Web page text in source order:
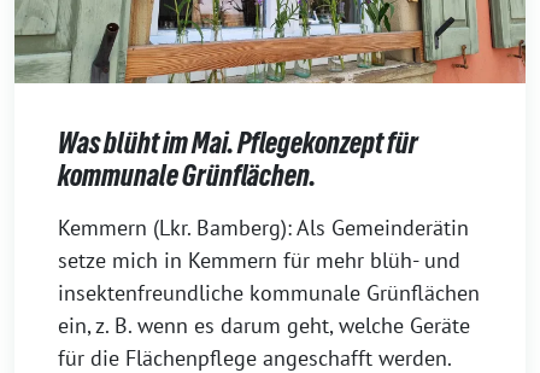
Was blüht im Mai. Pflegekonzept für
kommunale Grünflächen.
23.
Mai
2025
Kemmern (Lkr. Bamberg): Als Gemeinderätin
setze mich in Kemmern für mehr blüh- und
insektenfreundliche kommunale Grünflächen
ein, z. B. wenn es darum geht, welche Geräte
für die Flächenpflege angeschafft werden.